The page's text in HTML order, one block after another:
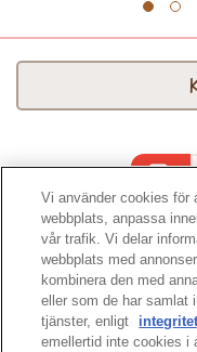
Vi använder cookies för
webbplats, anpassa
vår trafik. Vi delar
webbplats med
kombinera den med
eller som de har samlat
tjänster, enligt
emellertid inte cookies i